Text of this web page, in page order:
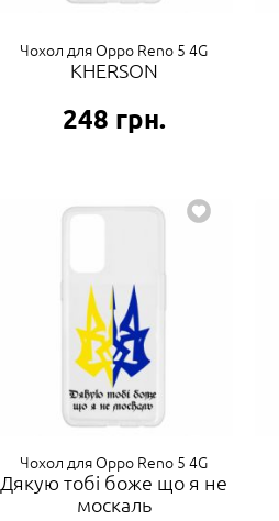
Чохол для Oppo Reno 5 4G
KHERSON
248 грн.
Чохол для Oppo Reno 5 4G
Дякую тобі боже що я не
москаль